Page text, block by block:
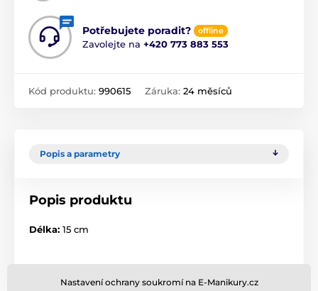
Potřebujete poradit? offline
Zavolejte na +420 773 883 553
Kód produktu: 990615 Záruka: 24 měsíců
Popis a parametry
Popis produktu
Délka: 15 cm
Nastavení ochrany soukromí na E-Manikury.cz